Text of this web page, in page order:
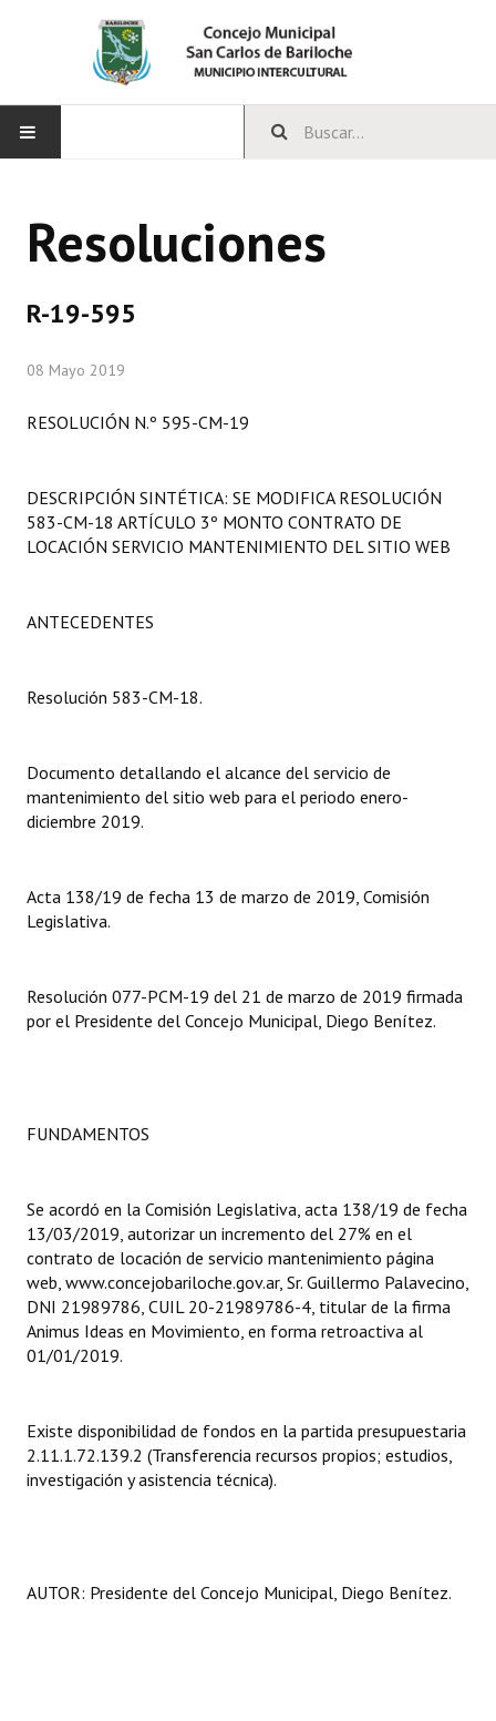
CONCEJO
Comisiones Permanentes
Comisiones Especiales
Programas
Constitución Nacional
Carta Orgánica 2007
Digesto
DOCUMENTOS
Proyectos Presentados
Dictámenes Asesoría Letrada
Informes de Unidad Coordinadora
Actas de Audiencias Públicas
NORMATIVA
Comunicaciones
Declaraciones
Resoluciones de Presidencia
Noticias Destacadas
Resoluciones
R-19-595
08 Mayo 2019
RESOLUCIÓN N.º 595-CM-19
DESCRIPCIÓN SINTÉTICA: SE MODIFICA RESOLUCIÓN
583-CM-18 ARTÍCULO 3º MONTO CONTRATO DE
LOCACIÓN SERVICIO MANTENIMIENTO DEL SITIO WEB
ANTECEDENTES
Resolución 583-CM-18.
Documento detallando el alcance del servicio de
mantenimiento del sitio web para el periodo enero-
diciembre 2019.
Acta 138/19 de fecha 13 de marzo de 2019, Comisión
Legislativa.
Resolución 077-PCM-19 del 21 de marzo de 2019 firmada
por el Presidente del Concejo Municipal, Diego Benítez.
FUNDAMENTOS
Se acordó en la Comisión Legislativa, acta 138/19 de fecha
13/03/2019, autorizar un incremento del 27% en el
contrato de locación de servicio mantenimiento página
web, www.concejobariloche.gov.ar, Sr. Guillermo Palavecino,
DNI 21989786, CUIL 20-21989786-4, titular de la firma
Animus Ideas en Movimiento, en forma retroactiva al
01/01/2019.
Existe disponibilidad de fondos en la partida presupuestaria
2.11.1.72.139.2 (Transferencia recursos propios; estudios,
investigación y asistencia técnica).
AUTOR: Presidente del Concejo Municipal, Diego Benítez.